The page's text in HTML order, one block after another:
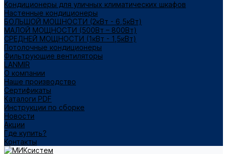
Кондиционеры для уличных климатических шкафов
Настенные кондиционеры
БОЛЬШОЙ МОЩНОСТИ (2кВт - 6,5кВт)
МАЛОЙ МОЩНОСТИ (500Вт – 800Вт)
СРЕДНЕЙ МОЩНОСТИ (1кВт - 1,5кВт)
Потолочные кондиционеры
Фильтрующие вентиляторы
LANMIR
О компании
Наше производство
Сертификаты
Каталоги PDF
Инструкции по сборке
Новости
Акции
Где купить?
Контакты